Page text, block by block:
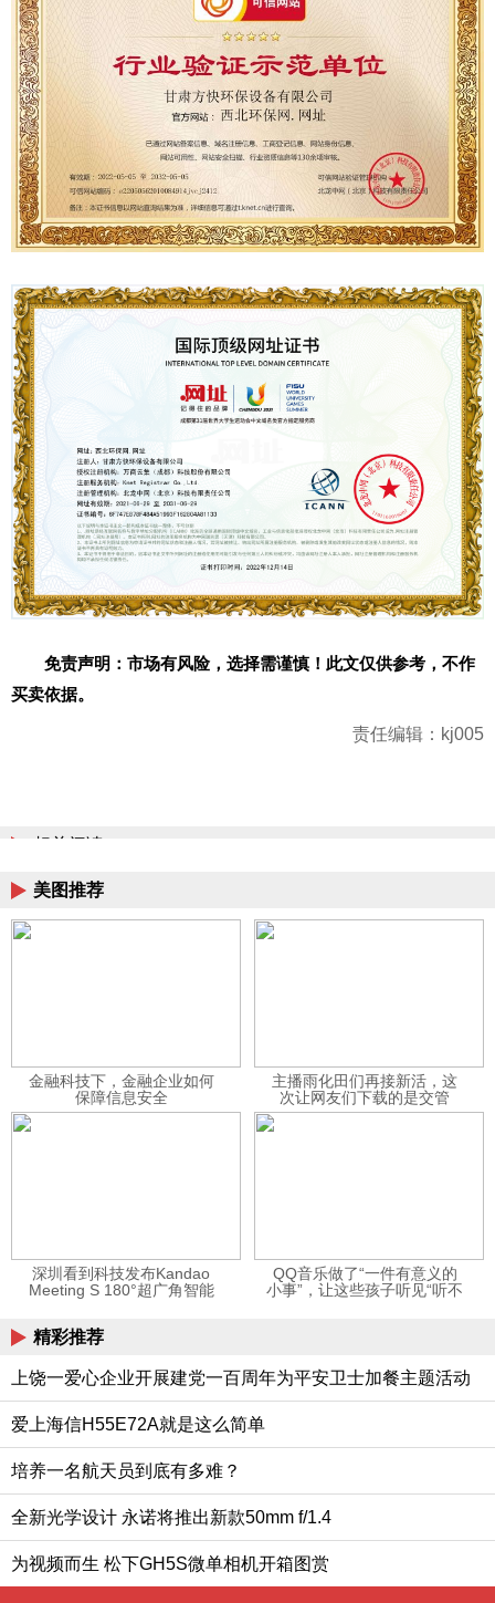
免责声明：市场有风险，选择需谨慎！此文仅供参考，不作
买卖依据。
责任编辑：kj005
相关阅读
美图推荐
金融科技下，金融企业如何
保障信息安全
主播雨化田们再接新活，这
次让网友们下载的是交管
12123APP
深圳看到科技发布Kandao
Meeting S 180°超广角智能
QQ音乐做了“一件有意义的
小事”，让这些孩子听见“听不
精彩推荐
上饶一爱心企业开展建党一百周年为平安卫士加餐主题活动
爱上海信H55E72A就是这么简单
培养一名航天员到底有多难？
全新光学设计 永诺将推出新款50mm f/1.4
为视频而生 松下GH5S微单相机开箱图赏